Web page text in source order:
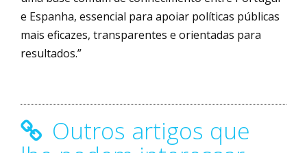
e Espanha, essencial para apoiar políticas públicas
mais eficazes, transparentes e orientadas para
resultados.”
Outros artigos que